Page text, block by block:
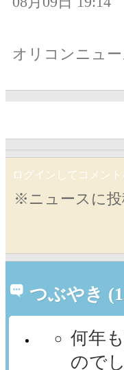
オリコンニュー
ログインしてコメン
※ニュースに
つぶやき
何年
ので